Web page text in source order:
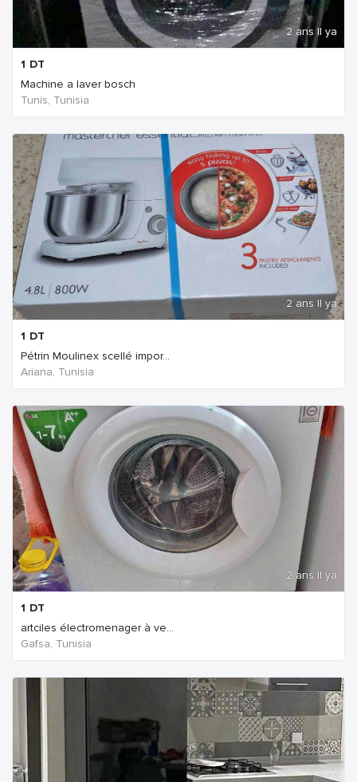
2 ans Il ya
1 DT
Machine a laver bosch
Tunis, Tunisia
2 ans Il ya
1 DT
Pétrin Moulinex scellé impor...
Ariana, Tunisia
2 ans Il ya
1 DT
artciles électromenager à ve...
Gafsa, Tunisia